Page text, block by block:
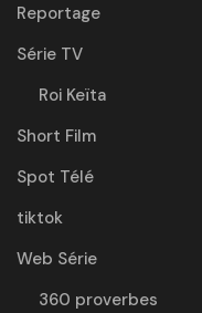
Reportage
Série TV
Roi Keïta
Short Film
Spot Télé
tiktok
Web Série
360 proverbes